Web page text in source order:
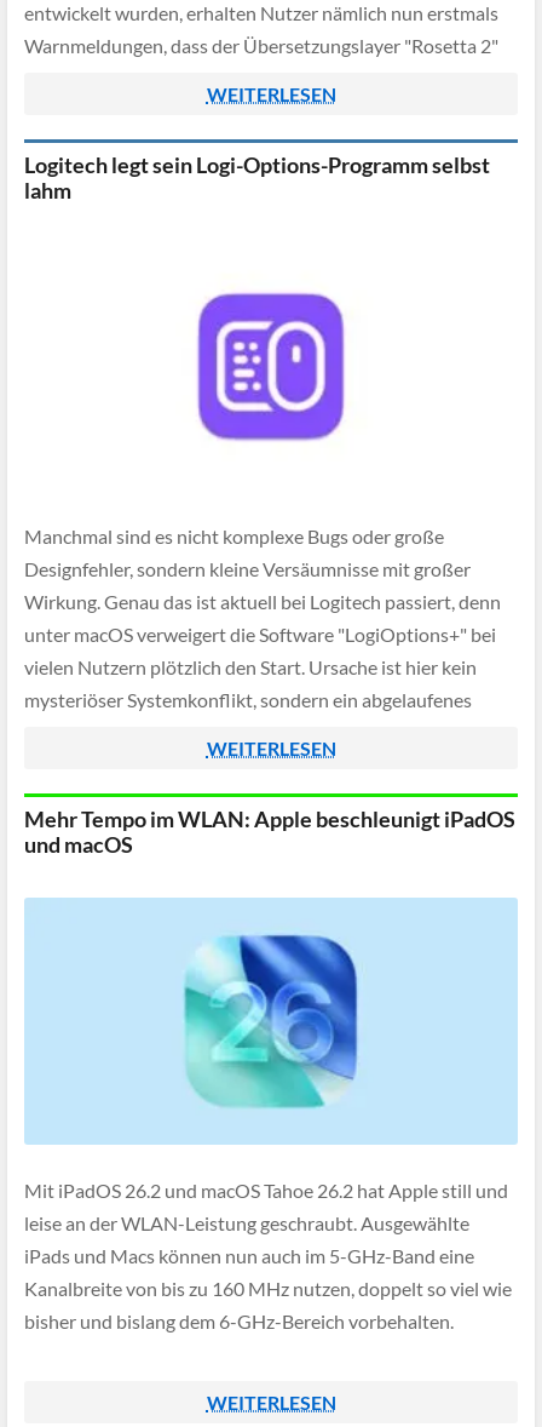
entwickelt wurden, erhalten Nutzer nämlich nun erstmals
Warnmeldungen, dass der Übersetzungslayer "Rosetta 2"
WEITERLESEN
Logitech legt sein Logi-Options-Programm selbst
lahm
Manchmal sind es nicht komplexe Bugs oder große
Designfehler, sondern kleine Versäumnisse mit großer
Wirkung. Genau das ist aktuell bei Logitech passiert, denn
unter macOS verweigert die Software "LogiOptions+" bei
vielen Nutzern plötzlich den Start. Ursache ist hier kein
mysteriöser Systemkonflikt, sondern ein abgelaufenes
Sicherheitsrisiko einstuft.
WEITERLESEN
Mehr Tempo im WLAN: Apple beschleunigt iPadOS
und macOS
Mit iPadOS 26.2 und macOS Tahoe 26.2 hat Apple still und
leise an der WLAN-Leistung geschraubt. Ausgewählte
iPads und Macs können nun auch im 5-GHz-Band eine
Kanalbreite von bis zu 160 MHz nutzen, doppelt so viel wie
bisher und bislang dem 6-GHz-Bereich vorbehalten.
WEITERLESEN